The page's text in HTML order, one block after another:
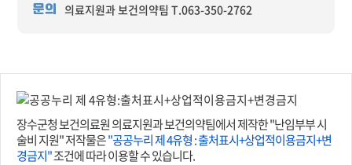
문의 의료지원과 보건의약팀 T.063-350-2762
장수군청 보건의료원 의료지원과 보건의약팀에서 제작한 "난임부부 시
술비 지원" 저작물은"공공누리 제 4유형 : 출처표시+상업적이용금지+변
경금지"조건에 따라 이용할 수 있습니다.